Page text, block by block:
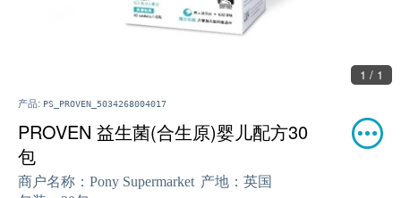
1 / 1
产品: PS_PROVEN_5034268004017
PROVEN 益生菌(合生原)婴儿配方30
包
商户名称： Pony Supermarket 产地： 英国